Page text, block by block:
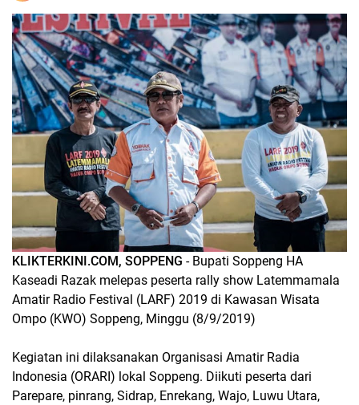
KLIKTERKINI.COM, SOPPENG - Bupati Soppeng HA
Kaseadi Razak melepas peserta rally show Latemmamala
Amatir Radio Festival (LARF) 2019 di Kawasan Wisata
Ompo (KWO) Soppeng, Minggu (8/9/2019)
Kegiatan ini dilaksanakan Organisasi Amatir Radia
Indonesia (ORARI) lokal Soppeng. Diikuti peserta dari
Parepare, pinrang, Sidrap, Enrekang, Wajo, Luwu Utara,